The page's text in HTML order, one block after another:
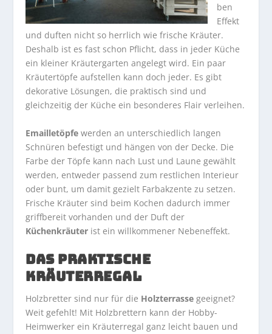
ben
Effekt
und duften nicht so herrlich wie frische Kräuter.
Deshalb ist es fast schon Pflicht, dass in jeder Küche
ein kleiner Kräutergarten angelegt wird. Ein paar
Kräutertöpfe aufstellen kann doch jeder. Es gibt
dekorative Lösungen, die praktisch sind und
gleichzeitig der Küche ein besonderes Flair verleihen.
Emailletöpfe werden an unterschiedlich langen
Schnüren befestigt und hängen von der Decke. Die
Farbe der Töpfe kann nach Lust und Laune gewählt
werden, entweder passend zum restlichen Interieur
oder bunt, um damit gezielt Farbakzente zu setzen.
Frische Kräuter sind beim Kochen dadurch immer
griffbereit vorhanden und der Duft der
Küchenkräuter ist ein willkommener Nebeneffekt.
DAS PRAKTISCHE
KRÄUTERREGAL
Holzbretter sind nur für die Holzterrasse geeignet?
Weit gefehlt! Mit Holzbrettern kann der Hobby-
Heimwerker ein Kräuterregal ganz leicht bauen und